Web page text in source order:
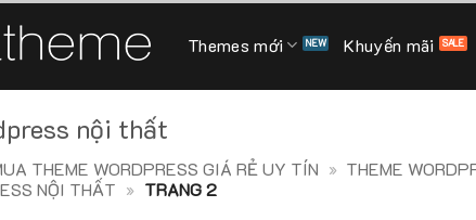
Themes mới Khuyến mãi
nội thất
THEME WORDPRESS GIÁ RẺ UY TÍN » THEME
NỘI THẤT » TRANG 2